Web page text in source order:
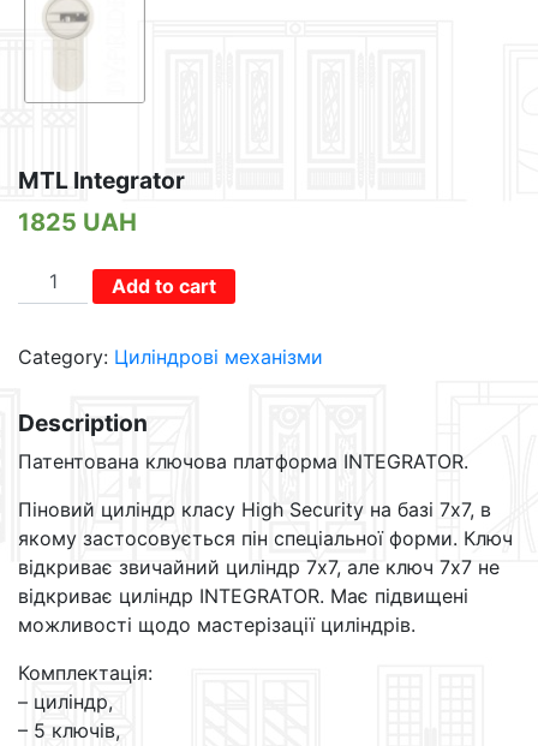
MTL Integrator
1825 UAH
MTL
Integrator
Add to cart
Category: Циліндрові механізми
Description
Патентована ключова платформа INTEGRATOR.
Піновий циліндр класу High Security на базі 7х7, в
якому застосовується пін спеціальної форми. Ключ
відкриває звичайний циліндр 7х7, але ключ 7х7 не
відкриває циліндр INTEGRATOR. Має підвищені
можливості щодо мастерізації циліндрів.
Комплектація:
– циліндр,
– 5 ключів,